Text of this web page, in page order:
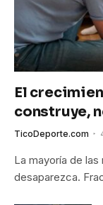
El
construye,
TicoDeporte.com
La mayoría de
desaparezca.